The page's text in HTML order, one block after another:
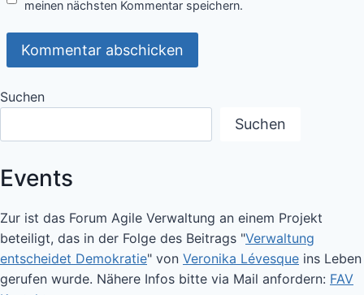
meinen nächsten Kommentar speichern.
Suchen
Suchen
Events
Zur ist das Forum Agile Verwaltung an einem Projekt
beteiligt, das in der Folge des Beitrags "Verwaltung
entscheidet Demokratie" von Veronika Lévesque ins Leben
gerufen wurde. Nähere Infos bitte via Mail anfordern: FAV